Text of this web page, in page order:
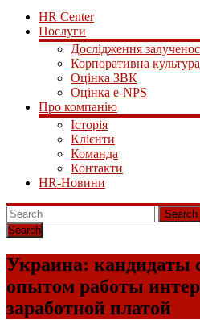
HR Center
Послуги
Дослідження
Корпоративна культура
Оцінка ЗВК
Оцінка e-NPS
Про компанію
Історія
Клієнти
Команда
Контакти
HR-Новини
Search
Украина: кандидаты
опытом работы
заработной платой